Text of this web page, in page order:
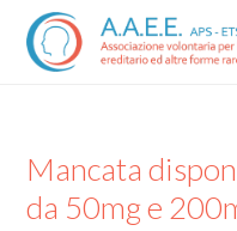
Mancata
da 50mg e